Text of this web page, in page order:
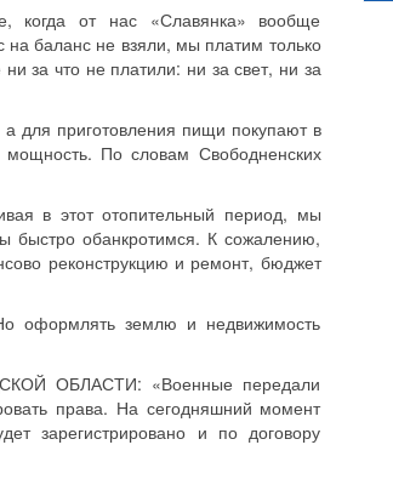
от нас «Славянка» вообще
на баланс не взяли, мы платим только
за что не платили: ни за свет, ни за
для приготовления пищи покупают в
По словам Свободненских
в этот отопительный период, мы
быстро обанкротимся. К сожалению,
реконструкцию и ремонт, бюджет
оформлять землю и недвижимость
ОБЛАСТИ: «Военные передали
права. На сегодняшний момент
зарегистрировано и по договору